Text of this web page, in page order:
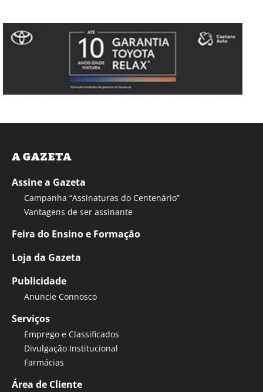
A GAZETA
Assine a Gazeta
Campanha “Assinaturas do Centenário”
Vantagens de ser assinante
Feira do Ensino e Formação
Loja da Gazeta
Publicidade
Anuncie Connosco
Serviços
Emprego e Classificados
Divulgação Institucional
Farmácias
Área de Cliente